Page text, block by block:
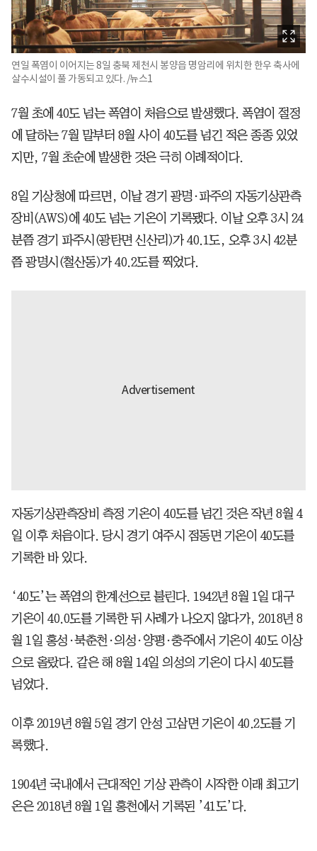
연일 폭염이 이어지는 8일 충북 제천시 봉양읍 명암리에 위치한 한우 축사에
살수시설이 풀 가동되고 있다. /뉴스1
7월 초에 40도 넘는 폭염이 처음으로 발생했다. 폭염이 절정
에 달하는 7월 말부터 8월 사이 40도를 넘긴 적은 종종 있었
지만, 7월 초순에 발생한 것은 극히 이례적이다.
8일 기상청에 따르면, 이날 경기 광명·파주의 자동기상관측
장비(AWS)에 40도 넘는 기온이 기록됐다. 이날 오후 3시 24
분쯤 경기 파주시(광탄면 신산리)가 40.1도, 오후 3시 42분
쯤 광명시(철산동)가 40.2도를 찍었다.
자동기상관측장비 측정 기온이 40도를 넘긴 것은 작년 8월 4
일 이후 처음이다. 당시 경기 여주시 점동면 기온이 40도를
기록한 바 있다.
‘40도’는 폭염의 한계선으로 불린다. 1942년 8월 1일 대구
기온이 40.0도를 기록한 뒤 사례가 나오지 않다가, 2018년 8
월 1일 홍성·북춘천·의성·양평·충주에서 기온이 40도 이상
으로 올랐다. 같은 해 8월 14일 의성의 기온이 다시 40도를
넘었다.
이후 2019년 8월 5일 경기 안성 고삼면 기온이 40.2도를 기
록했다.
1904년 국내에서 근대적인 기상 관측이 시작한 이래 최고기
온은 2018년 8월 1일 홍천에서 기록된 ’41도’다.